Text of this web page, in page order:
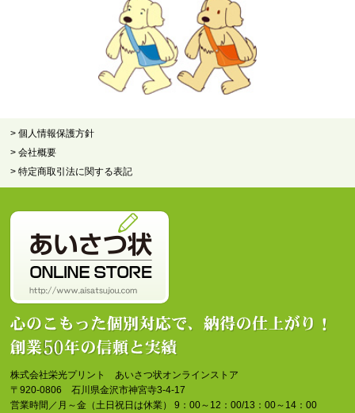
> 個人情報保護方針
> 会社概要
> 特定商取引法に関する表記
株式会社栄光プリント あいさつ状オンラインストア
〒920-0806 石川県金沢市神宮寺3-4-17
営業時間／月～金（土日祝日は休業） 9：00～12：00/13：00～14：00